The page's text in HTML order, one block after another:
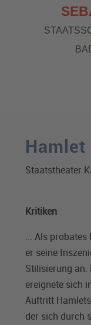
Hamlet
Staatstheater
Kritiken
... Als
er seine
Stilisierung an.
ereignete sich
Auftritt
der sich durch